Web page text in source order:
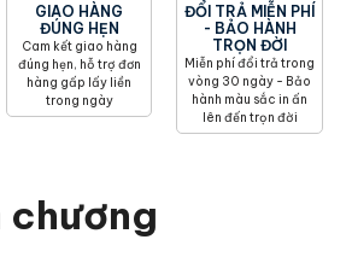
GIAO HÀNG
ĐÚNG HẸN
Cam kết giao hàng
đúng hẹn, hỗ trợ đơn
hàng gấp lấy liền
trong ngày
ĐỔI TRẢ MIỄN PHÍ
- BẢO HÀNH
TRỌN ĐỜI
Miễn phí đổi trả trong
vòng 30 ngày - Bảo
hành màu sắc in ấn
lên đến trọn đời
chương